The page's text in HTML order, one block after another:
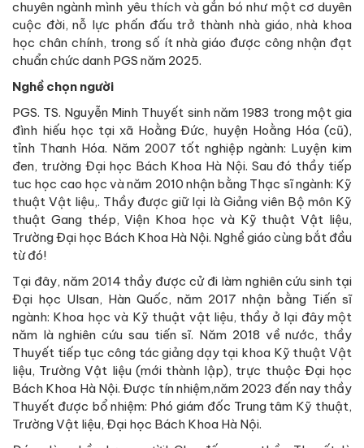
chuyên ngành mình yêu thích và gắn bó như một cơ duyên
cuộc đời, nỗ lực phấn đấu trở thành nhà giáo, nhà khoa
học chân chính, trong số ít nhà giáo được công nhận đạt
chuẩn chức danh PGS năm 2025.
Nghề chọn người
PGS. TS. Nguyễn Minh Thuyết sinh năm 1983 trong một gia
đình hiếu học tại xã Hoằng Đức, huyện Hoằng Hóa (cũ),
tỉnh Thanh Hóa. Năm 2007 tốt nghiệp ngành: Luyện kim
đen, trường Đại học Bách Khoa Hà Nội. Sau đó thầy tiếp
tuc học cao học và năm 2010 nhận bằng Thạc sĩ ngành: Kỹ
thuật Vật liệu,. Thầy được giữ lại là Giảng viên Bộ môn Kỹ
thuật Gang thép, Viện Khoa học và Kỹ thuật Vật liệu,
Trường Đại học Bách Khoa Hà Nội. Nghề giáo cùng bắt đầu
từ đó!
Tại đây, năm 2014 thầy được cử đi làm nghiên cứu sinh tại
Đại học Ulsan, Hàn Quốc, năm 2017 nhận bằng Tiến sĩ
ngành: Khoa học và Kỹ thuật vật liệu, thầy ở lại đây một
năm là nghiên cứu sau tiến sĩ. Năm 2018 về nước, thầy
Thuyết tiếp tục công tác giảng dạy tại khoa Kỹ thuật Vật
liệu, Trường Vật liệu (mới thành lập), trực thuộc Đại học
Bách Khoa Hà Nội. Được tín nhiệm,năm 2023 đến nay thầy
Thuyết được bổ nhiệm: Phó giám đốc Trung tâm Kỹ thuật,
Trường Vật liệu, Đại học Bách Khoa Hà Nội.